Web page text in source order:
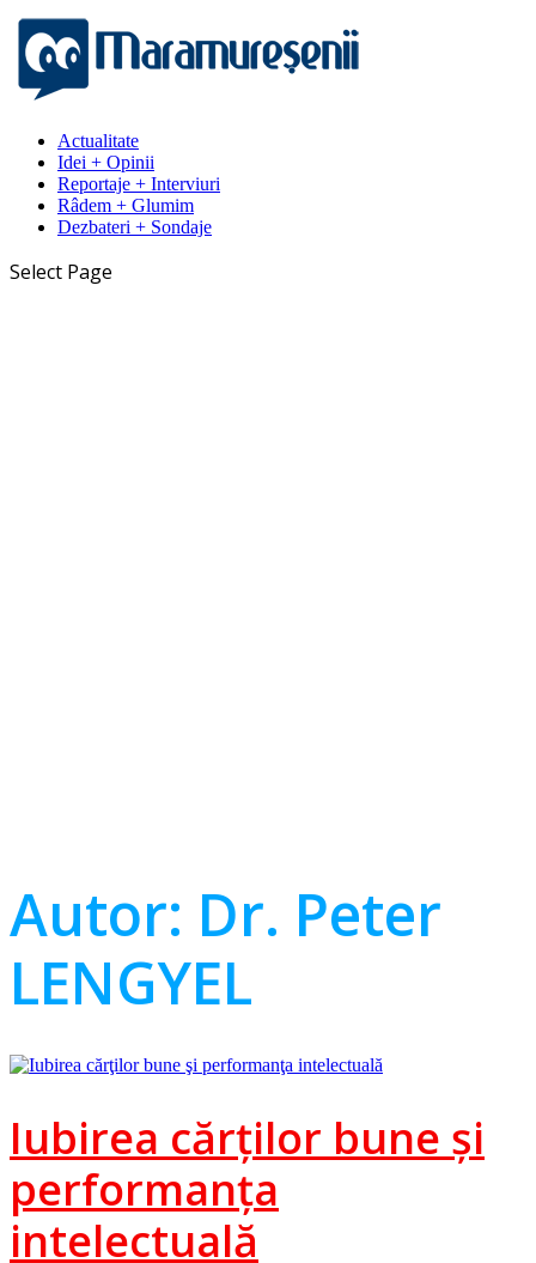
Actualitate
Idei + Opinii
Reportaje + Interviuri
Râdem + Glumim
Dezbateri + Sondaje
Select Page
Autor: Dr. Peter
LENGYEL
Iubirea cărţilor bune şi
performanţa
intelectuală